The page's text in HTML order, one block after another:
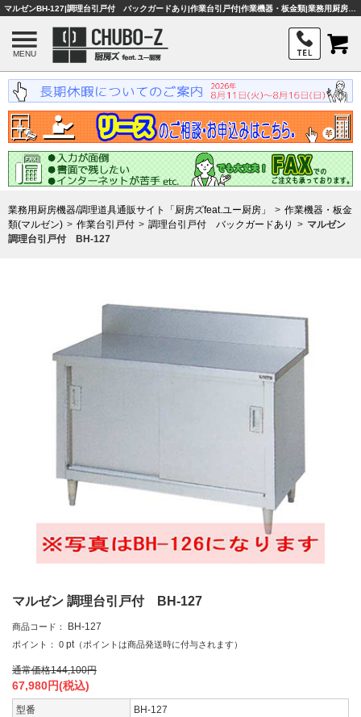
MENU
業務用厨房機器/調理道具通販サイト「厨房ズfeat.ユー厨房」
作業機器・板金
類(マルゼン)
作業台引戸付 調理台引戸付 バックガードあり
マルゼン
調理台引戸付 BH-127
マルゼン 調理台引戸付 BH-127
商品コード： BH-127
ポイント： 0 pt （ポイントは商品発送時に付与されます）
通常価格144,100円
67,980円(税込)
型番
BH-127